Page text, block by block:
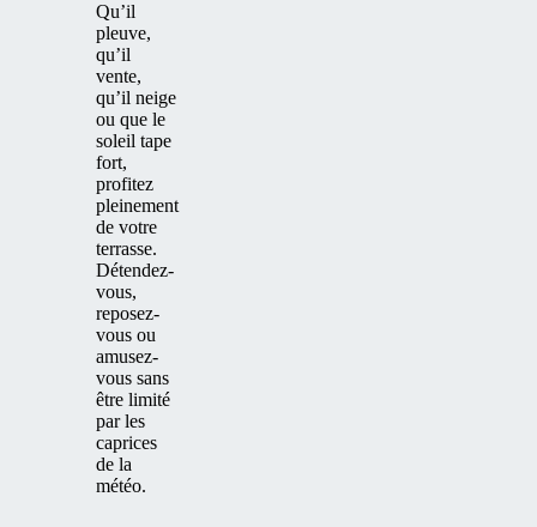
Qu’il
pleuve,
qu’il
vente,
qu’il neige
ou que le
soleil tape
fort,
profitez
pleinement
de votre
terrasse.
Détendez-
vous,
reposez-
vous ou
amusez-
vous sans
être limité
par les
caprices
de la
météo.